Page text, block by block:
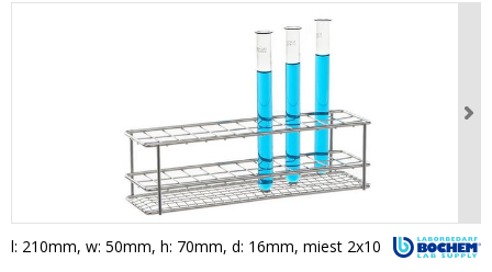
l: 210mm, w: 50mm, h: 70mm, d: 16mm, miest 2x10